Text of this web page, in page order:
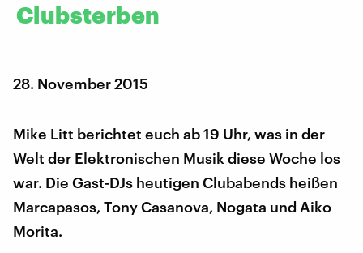
Clubsterben
28. November 2015
Mike Litt berichtet euch ab 19 Uhr, was in der
Welt der Elektronischen Musik diese Woche los
war. Die Gast-DJs heutigen Clubabends heißen
Marcapasos, Tony Casanova, Nogata und Aiko
Morita.